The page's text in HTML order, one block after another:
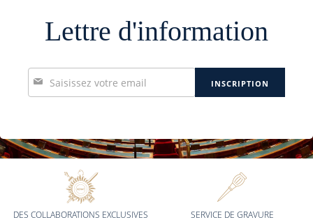
Lettre d'information
Inscription
:
INSCRIPTION
DES COLLABORATIONS EXCLUSIVES
SERVICE DE GRAVURE